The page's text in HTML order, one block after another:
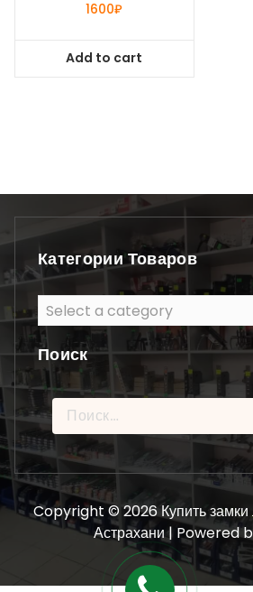
1600₽
Add to cart
Категории Товаров
Select a category
Поиск
Найти:
Copyright © 2026 Купить
Астрахани | Powered